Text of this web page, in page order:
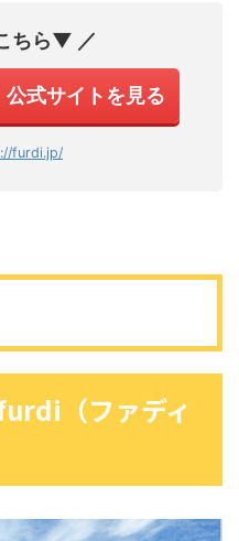
ちら▼ ／
式サイトを見る
furdi.jp/
（ファディ